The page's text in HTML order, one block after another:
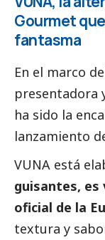
Gourmet
fantasma
En el marco
presentadora
ha sido la
lanzamiento
VUNA está
guisantes, es
oficial de la
textura y